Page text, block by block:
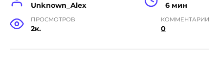
Unknown_Alex 6 мин
ПРОСМОТРОВ
2к.
КОММЕНТАРИИ
0